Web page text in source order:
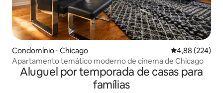
Condomínio ⋅ Chicago 4,88 de uma
4,88 (224)
Apartamento temático moderno de cinema de Chicago
Aluguel por temporada de casas para
famílias